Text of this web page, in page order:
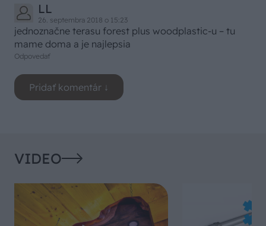
LL
26. septembra 2018 o 15:23
jednoznačne terasu forest plus woodplastic-u – tu
mame doma a je najlepsia
Odpovedať
VIDEO